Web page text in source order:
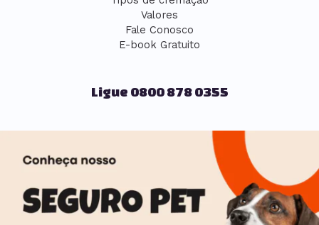
Valores
Fale Conosco
E-book Gratuito
Ligue 0800 878 0355